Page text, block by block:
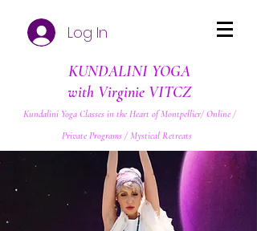
Log In
KUNDALINI YOGA
with Virginie VITCZ
Kundalini Yoga Classes in the Heart of Montpellier/ Online /
Private Programs / Mystical Retreats